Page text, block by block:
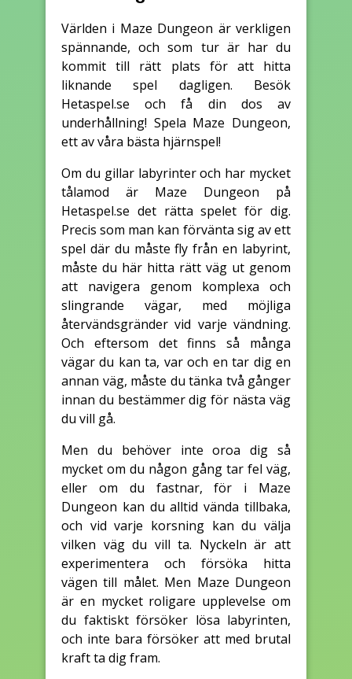
Världen i Maze Dungeon är verkligen
spännande, och som tur är har du
kommit till rätt plats för att hitta
liknande spel dagligen. Besök
Hetaspel.se och få din dos av
underhållning! Spela Maze Dungeon,
ett av våra bästa hjärnspel!
Om du gillar labyrinter och har mycket
tålamod är Maze Dungeon på
Hetaspel.se det rätta spelet för dig.
Precis som man kan förvänta sig av ett
spel där du måste fly från en labyrint,
måste du här hitta rätt väg ut genom
att navigera genom komplexa och
slingrande vägar, med möjliga
återvändsgränder vid varje vändning.
Och eftersom det finns så många
vägar du kan ta, var och en tar dig en
annan väg, måste du tänka två gånger
innan du bestämmer dig för nästa väg
du vill gå.
Men du behöver inte oroa dig så
mycket om du någon gång tar fel väg,
eller om du fastnar, för i Maze
Dungeon kan du alltid vända tillbaka,
och vid varje korsning kan du välja
vilken väg du vill ta. Nyckeln är att
experimentera och försöka hitta
vägen till målet. Men Maze Dungeon
är en mycket roligare upplevelse om
du faktiskt försöker lösa labyrinten,
och inte bara försöker att med brutal
kraft ta dig fram.